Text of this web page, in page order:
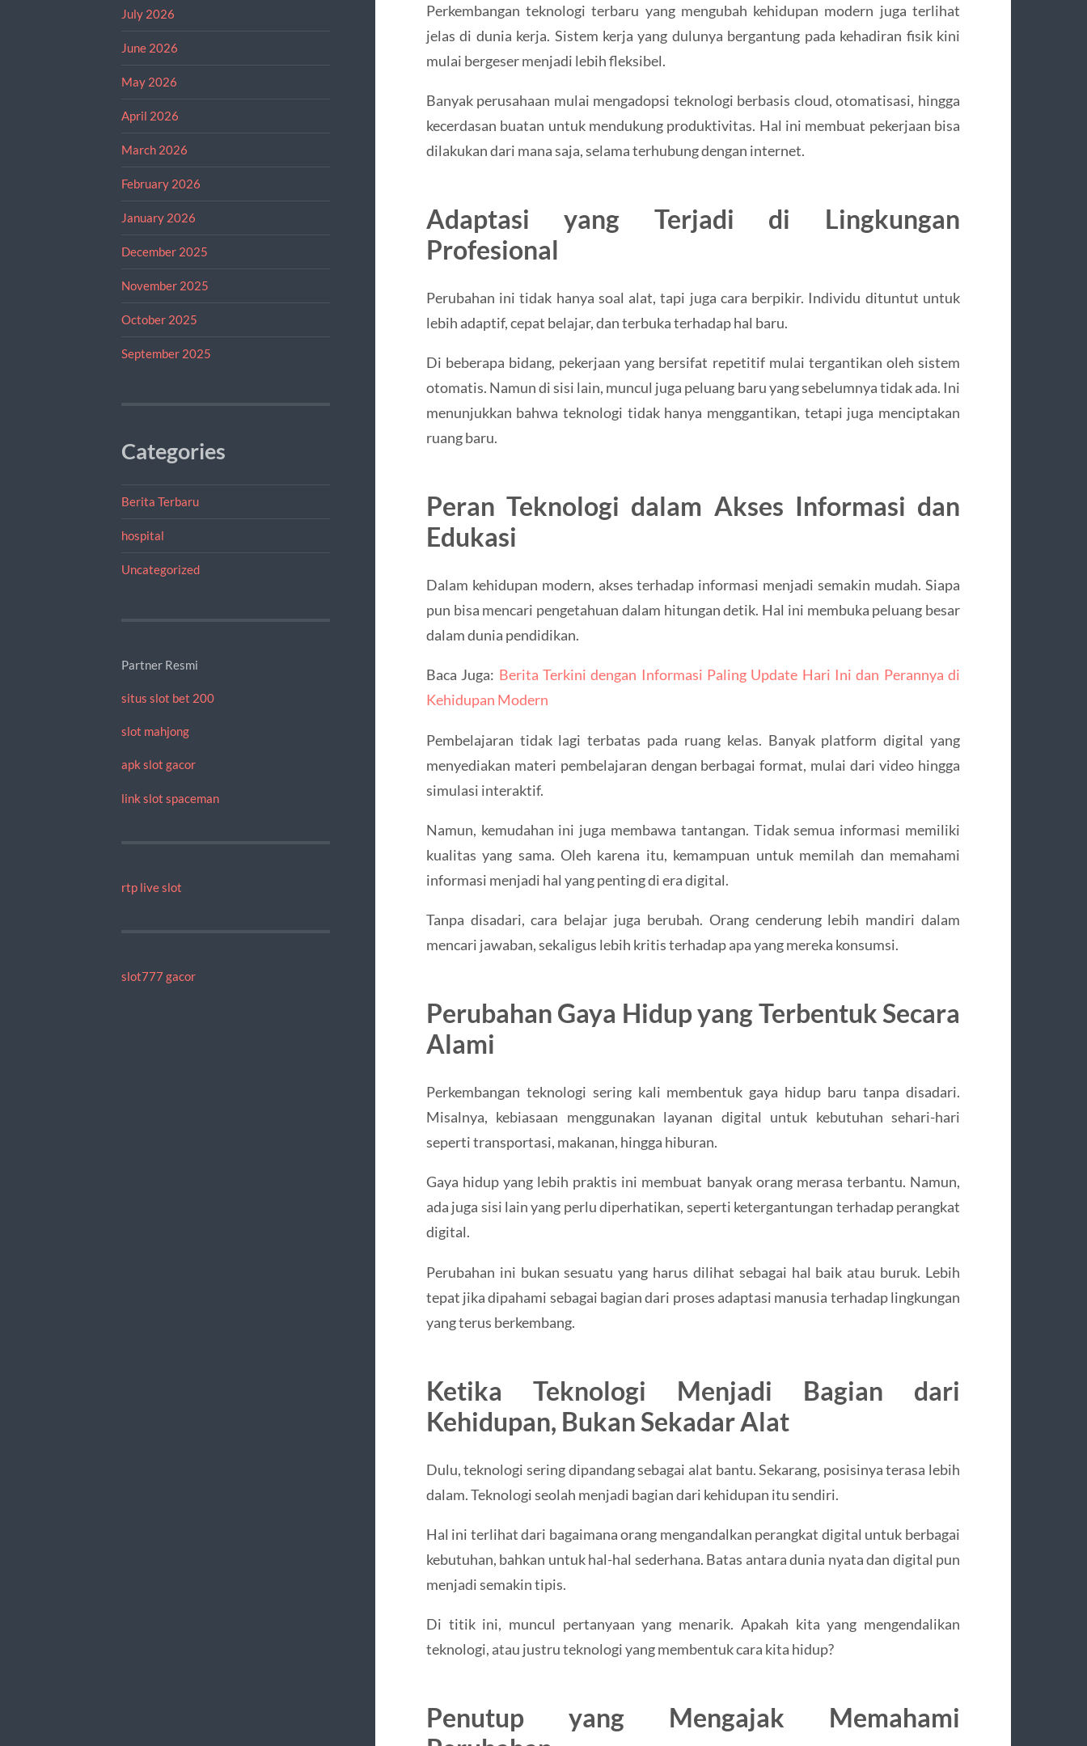
July 2026
June 2026
May 2026
April 2026
March 2026
February 2026
January 2026
December 2025
November 2025
October 2025
September 2025
Categories
Berita Terbaru
hospital
Uncategorized
Partner Resmi
situs slot bet 200
slot mahjong
apk slot gacor
link slot spaceman
rtp live slot
slot777 gacor
Perkembangan teknologi terbaru yang mengubah kehidupan modern juga terlihat
jelas di dunia kerja. Sistem kerja yang dulunya bergantung pada kehadiran fisik kini
mulai bergeser menjadi lebih fleksibel.
Banyak perusahaan mulai mengadopsi teknologi berbasis cloud, otomatisasi, hingga
kecerdasan buatan untuk mendukung produktivitas. Hal ini membuat pekerjaan bisa
dilakukan dari mana saja, selama terhubung dengan internet.
Adaptasi yang Terjadi di Lingkungan
Profesional
Perubahan ini tidak hanya soal alat, tapi juga cara berpikir. Individu dituntut untuk
lebih adaptif, cepat belajar, dan terbuka terhadap hal baru.
Di beberapa bidang, pekerjaan yang bersifat repetitif mulai tergantikan oleh sistem
otomatis. Namun di sisi lain, muncul juga peluang baru yang sebelumnya tidak ada. Ini
menunjukkan bahwa teknologi tidak hanya menggantikan, tetapi juga menciptakan
ruang baru.
Peran Teknologi dalam Akses Informasi dan
Edukasi
Dalam kehidupan modern, akses terhadap informasi menjadi semakin mudah. Siapa
pun bisa mencari pengetahuan dalam hitungan detik. Hal ini membuka peluang besar
dalam dunia pendidikan.
Baca Juga: Berita Terkini dengan Informasi Paling Update Hari Ini dan Perannya di
Kehidupan Modern
Pembelajaran tidak lagi terbatas pada ruang kelas. Banyak platform digital yang
menyediakan materi pembelajaran dengan berbagai format, mulai dari video hingga
simulasi interaktif.
Namun, kemudahan ini juga membawa tantangan. Tidak semua informasi memiliki
kualitas yang sama. Oleh karena itu, kemampuan untuk memilah dan memahami
informasi menjadi hal yang penting di era digital.
Tanpa disadari, cara belajar juga berubah. Orang cenderung lebih mandiri dalam
mencari jawaban, sekaligus lebih kritis terhadap apa yang mereka konsumsi.
Perubahan Gaya Hidup yang Terbentuk Secara
Alami
Perkembangan teknologi sering kali membentuk gaya hidup baru tanpa disadari.
Misalnya, kebiasaan menggunakan layanan digital untuk kebutuhan sehari-hari
seperti transportasi, makanan, hingga hiburan.
Gaya hidup yang lebih praktis ini membuat banyak orang merasa terbantu. Namun,
ada juga sisi lain yang perlu diperhatikan, seperti ketergantungan terhadap perangkat
digital.
Perubahan ini bukan sesuatu yang harus dilihat sebagai hal baik atau buruk. Lebih
tepat jika dipahami sebagai bagian dari proses adaptasi manusia terhadap lingkungan
yang terus berkembang.
Ketika Teknologi Menjadi Bagian dari
Kehidupan, Bukan Sekadar Alat
Dulu, teknologi sering dipandang sebagai alat bantu. Sekarang, posisinya terasa lebih
dalam. Teknologi seolah menjadi bagian dari kehidupan itu sendiri.
Hal ini terlihat dari bagaimana orang mengandalkan perangkat digital untuk berbagai
kebutuhan, bahkan untuk hal-hal sederhana. Batas antara dunia nyata dan digital pun
menjadi semakin tipis.
Di titik ini, muncul pertanyaan yang menarik. Apakah kita yang mengendalikan
teknologi, atau justru teknologi yang membentuk cara kita hidup?
Penutup yang Mengajak Memahami